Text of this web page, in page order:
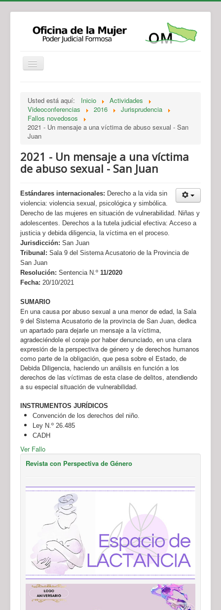
Legislación
Novedades
Recursos y Servicios de Atención
Usted está aquí: Inicio
Actividades
Videoconferencias
2016
Jurisprudencia
Fallos novedosos
2021 - Un mensaje a una víctima de abuso sexual - San
Juan
2021 - Un mensaje a una víctima
de abuso sexual - San Juan
Estándares internacionales: Derecho a la vida sin
violencia: violencia sexual, psicológica y simbólica.
Derecho de las mujeres en situación de vulnerabilidad. Niñas y
adolescentes. Derechos a la tutela judicial efectiva: Acceso a
justicia y debida diligencia, la víctima en el proceso.
Jurisdicción: San Juan
Tribunal: Sala 9 del Sistema Acusatorio de la Provincia de
San Juan
Resolución: Sentencia N.º 11/2020
Fecha: 20/10/2021
SUMARIO
En una causa por abuso sexual a una menor de edad, la Sala
9 del Sistema Acusatorio de la provincia de San Juan, dedica
un apartado para dejarle un mensaje a la víctima,
agradeciéndole el coraje por haber denunciado, en una clara
expresión de la perspectiva de género y de derechos humanos
como parte de la obligación, que pesa sobre el Estado, de
Debida Diligencia, haciendo un análisis en función a los
derechos de las víctimas de esta clase de delitos, atendiendo
a su especial situación de vulnerabilidad.
INSTRUMENTOS JURÍDICOS
Convención de los derechos del niño.
Ley N.º 26.485
CADH
Ver Fallo
Revista con Perspectiva de Género